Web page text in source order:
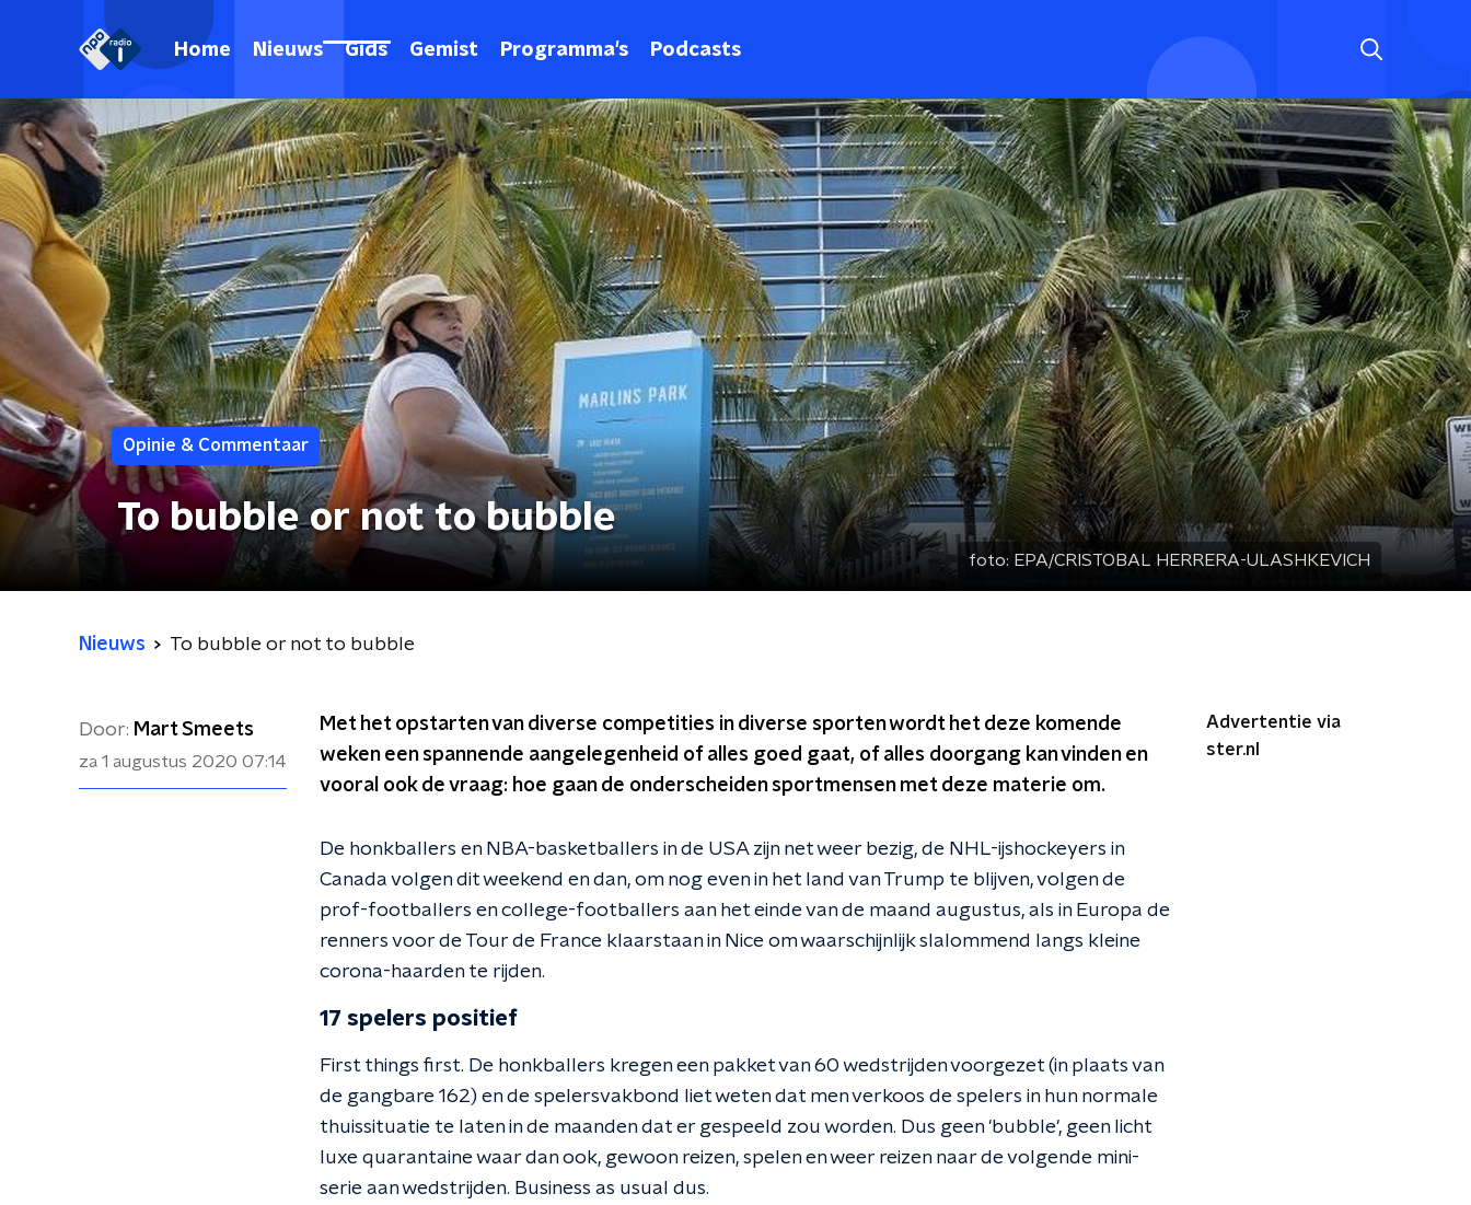
Home Nieuws Gids Gemist Programma's Podcasts
Opinie & Commentaar
To bubble or not to bubble
foto: EPA/CRISTOBAL HERRERA-ULASHKEVICH
Nieuws To bubble or not to bubble
Door: Mart Smeets
za 1 augustus 2020 07:14
Met het opstarten van diverse competities in diverse sporten wordt het deze komende
weken een spannende aangelegenheid of alles goed gaat, of alles doorgang kan vinden en
vooral ook de vraag: hoe gaan de onderscheiden sportmensen met deze materie om.
De honkballers en NBA-basketballers in de USA zijn net weer bezig, de NHL-ijshockeyers in
Canada volgen dit weekend en dan, om nog even in het land van Trump te blijven, volgen de
prof-footballers en college-footballers aan het einde van de maand augustus, als in Europa de
renners voor de Tour de France klaarstaan in Nice om waarschijnlijk slalommend langs kleine
corona-haarden te rijden.
17 spelers positief
First things first. De honkballers kregen een pakket van 60 wedstrijden voorgezet (in plaats van
de gangbare 162) en de spelersvakbond liet weten dat men verkoos de spelers in hun normale
thuissituatie te laten in de maanden dat er gespeeld zou worden. Dus geen 'bubble', geen licht
luxe quarantaine waar dan ook, gewoon reizen, spelen en weer reizen naar de volgende mini-
serie aan wedstrijden. Business as usual dus.
Advertentie via
ster.nl